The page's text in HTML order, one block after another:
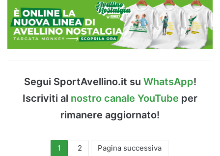
Segui SportAvellino.it su WhatsApp!
Iscriviti al nostro canale YouTube per
rimanere aggiornato!
1 2 Pagina successiva